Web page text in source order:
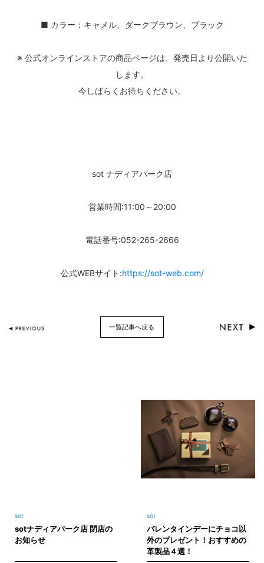
■ カラー：キャメル、ダークブラウン、ブラック
※ 公式オンラインストアの商品ページは、発売日より公開いた
します。
今しばらくお待ちください。
sot ナディアパーク店
営業時間:11:00～20:00
電話番号:052-265-2666
公式WEBサイト:https://sot-web.com/
一覧記事へ戻る
sot
sotナディアパーク店 閉店の
お知らせ
sot
バレンタインデーにチョコ以
外のプレゼント！おすすめの
革製品４選！